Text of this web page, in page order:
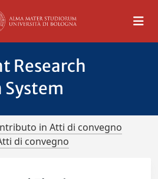
Research
in Atti di convegno
di convegno